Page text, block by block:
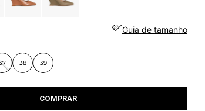
Guia de tamanho
38 39
COMPRAR